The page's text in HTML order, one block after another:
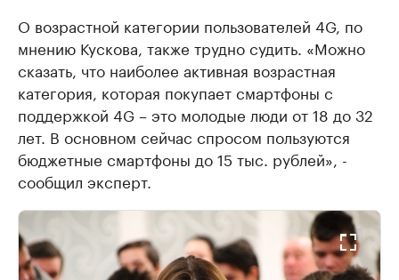
О возрастной категории пользователей 4G, по
мнению Кускова, также трудно судить. «Можно
сказать, что наиболее активная возрастная
категория, которая покупает смартфоны с
поддержкой 4G – это молодые люди от 18 до 32
лет. В основном сейчас спросом пользуются
бюджетные смартфоны до 15 тыс. рублей», -
сообщил эксперт.